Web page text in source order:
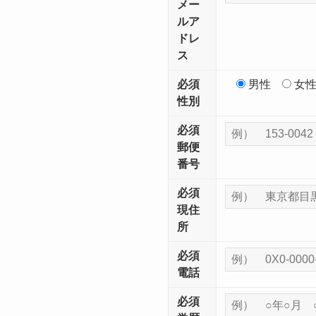
メー
ルア
ドレ
ス
必須
性別
男性 女性
必須
郵便
番号
必須
現住
所
必須
電話
必須